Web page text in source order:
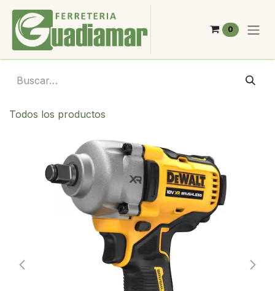
Ir al contenido
0
Todos los productos